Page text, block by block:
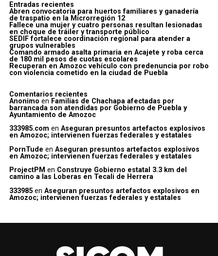
Entradas recientes
Abren convocatoria para huertos familiares y ganadería
de traspatio en la Microrregión 12
Fallece una mujer y cuatro personas resultan lesionadas
en choque de tráiler y transporte público
SEDIF fortalece coordinación regional para atender a
grupos vulnerables
Comando armado asalta primaria en Acajete y roba cerca
de 180 mil pesos de cuotas escolares
Recuperan en Amozoc vehículo con predenuncia por robo
con violencia cometido en la ciudad de Puebla
Comentarios recientes
Anonimo en Familias de Chachapa afectadas por
barrancada son atendidas por Gobierno de Puebla y
Ayuntamiento de Amozoc
333985.com en Aseguran presuntos artefactos explosivos
en Amozoc; intervienen fuerzas federales y estatales
PornTude en Aseguran presuntos artefactos explosivos
en Amozoc; intervienen fuerzas federales y estatales
ProjectPM en Construye Gobierno estatal 3.3 km del
camino a las Loberas en Tecali de Herrera
333985en Aseguran presuntos artefactos explosivos en
Amozoc; intervienen fuerzas federales y estatales